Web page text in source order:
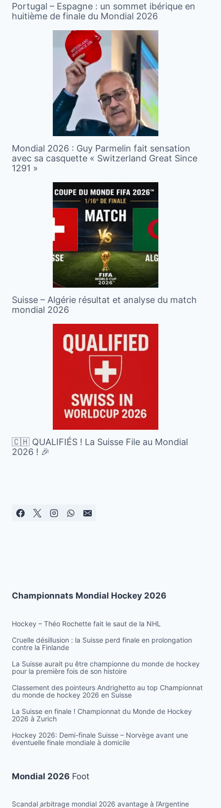
Portugal – Espagne : un sommet ibérique en
huitième de finale du Mondial 2026
Mondial 2026 : Guy Parmelin fait sensation
avec sa casquette « Switzerland Great Since
1291 »
Suisse – Algérie résultat et analyse du match
mondial 2026
🇨🇭 QUALIFIÉS ! La Suisse File au Mondial
2026 ! 🎉
Championnats Mondial Hockey 2026
Hockey – Théo Rochette fait le saut de la NHL
Cruelle désillusion : la Suisse perd finale en prolongation
contre la Finlande
La Suisse aurait pu être championne du monde de hockey
pour la première fois de son histoire
Classement des pointeurs Andrighetto au top Championnat
du monde de hockey 2026 en Suisse
La Suisse en finale ! Championnat du Monde de Hockey
2026 à Zurich
Hockey 2026: Demi-finale Suisse – Norvège avant une
éventuelle finale mondiale à domicile
Mondial 2026 Foot
Scandal arbitrage mondial 2026 avantage à l’Argentine